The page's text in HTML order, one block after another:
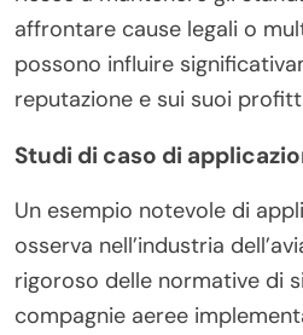
affrontare cause legali o
possono influire
reputazione e sui suoi
Studi di caso di
Un esempio notevole di
osserva nell’industria
rigoroso delle normative di
compagnie aeree